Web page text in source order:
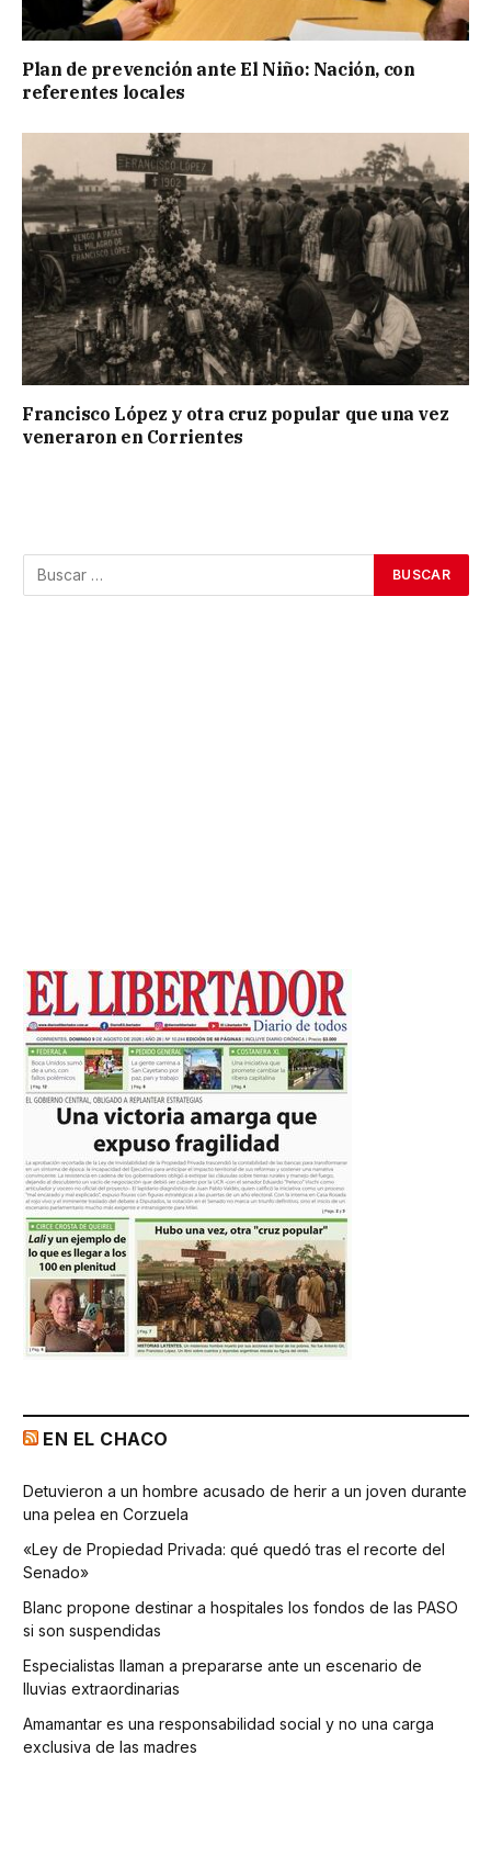
Plan de prevención ante El Niño: Nación, con
referentes locales
Francisco López y otra cruz popular que una vez
veneraron en Corrientes
EN EL CHACO
Detuvieron a un hombre acusado de herir a un joven durante
una pelea en Corzuela
«Ley de Propiedad Privada: qué quedó tras el recorte del
Senado»
Blanc propone destinar a hospitales los fondos de las PASO
si son suspendidas
Especialistas llaman a prepararse ante un escenario de
lluvias extraordinarias
Amamantar es una responsabilidad social y no una carga
exclusiva de las madres